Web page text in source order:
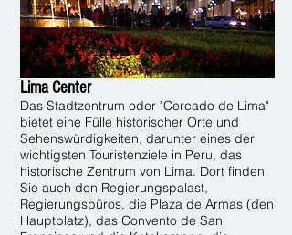
Lima Center
Das Stadtzentrum oder "Cercado de Lima"
bietet eine Fülle historischer Orte und
Sehenswürdigkeiten, darunter eines der
wichtigsten Touristenziele in Peru, das
historische Zentrum von Lima. Dort finden
Sie auch den Regierungspalast,
Regierungsbüros, die Plaza de Armas (den
Hauptplatz), das Convento de San